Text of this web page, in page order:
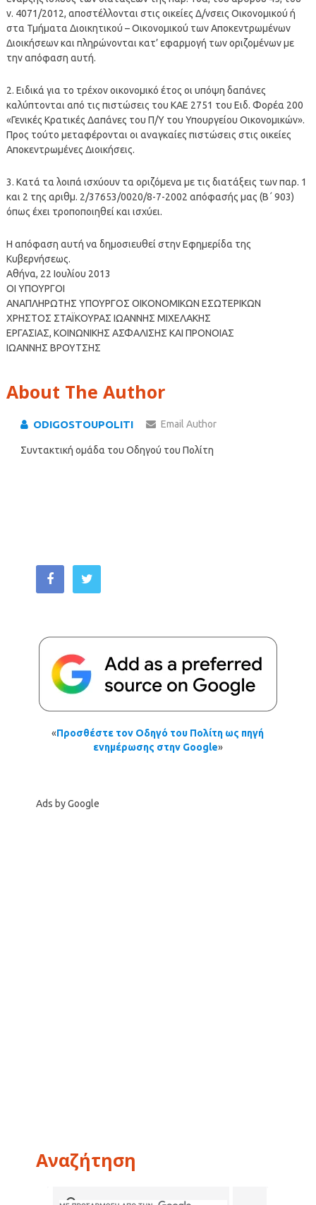
ν. 4071/2012, αποστέλλονται στις οικείες Δ/νσεις Οικονομικού ή
στα Τμήματα Διοικητικού – Οικονομικού των Αποκεντρωμένων
Διοικήσεων και πληρώνονται κατ’ εφαρμογή των οριζομένων με
την απόφαση αυτή.
2. Ειδικά για το τρέχον οικονομικό έτος οι υπόψη δαπάνες
καλύπτονται από τις πιστώσεις του ΚΑΕ 2751 του Ειδ. Φορέα 200
«Γενικές Κρατικές Δαπάνες του Π/Υ του Υπουργείου Οικονομικών».
Προς τούτο μεταφέρονται οι αναγκαίες πιστώσεις στις οικείες
Αποκεντρωμένες Διοικήσεις.
3. Κατά τα λοιπά ισχύουν τα οριζόμενα με τις διατάξεις των παρ. 1
και 2 της αριθμ. 2/37653/0020/8-7-2002 απόφασής μας (Β΄ 903)
όπως έχει τροποποιηθεί και ισχύει.
Η απόφαση αυτή να δημοσιευθεί στην Εφημερίδα της
Κυβερνήσεως.
Αθήνα, 22 Ιουλίου 2013
ΟΙ ΥΠΟΥΡΓΟΙ
ΑΝΑΠΛΗΡΩΤΗΣ ΥΠΟΥΡΓΟΣ ΟΙΚΟΝΟΜΙΚΩΝ ΕΣΩΤΕΡΙΚΩΝ
ΧΡΗΣΤΟΣ ΣΤΑΪΚΟΥΡΑΣ ΙΩΑΝΝΗΣ ΜΙΧΕΛΑΚΗΣ
ΕΡΓΑΣΙΑΣ, ΚΟΙΝΩΝΙΚΗΣ ΑΣΦΑΛΙΣΗΣ ΚΑΙ ΠΡΟΝΟΙΑΣ
ΙΩΑΝΝΗΣ ΒΡΟΥΤΣΗΣ
About The Author
ODIGOSTOUPOLITI Email Author
Συντακτική ομάδα του Οδηγού του Πολίτη
«Προσθέστε τον Οδηγό του Πολίτη ως πηγή
ενημέρωσης στην Google»
Ads by Google
Αναζήτηση